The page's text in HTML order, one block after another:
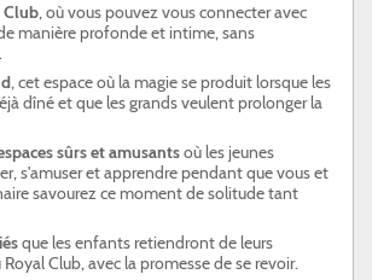
Club, où vous pouvez vous connecter avec
manière profonde et intime, sans
, cet espace où la magie se produit lorsque les
dîné et que les grands veulent prolonger la
sûrs et amusantsoù les jeunes
s'amuser et apprendre pendant que vous et
savourez ce moment de solitude tant
que les enfants retiendront de leurs
Royal Club, avec la promesse de se revoir.